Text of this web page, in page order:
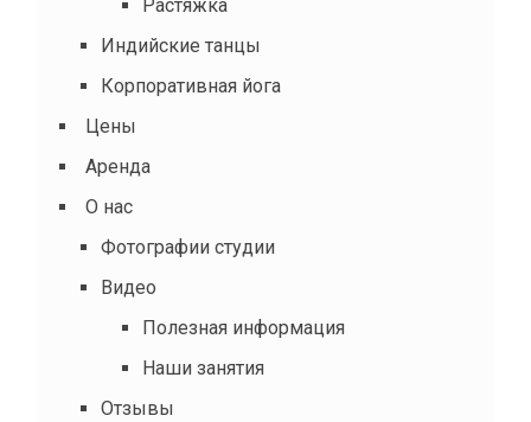
Растяжка
Индийские танцы
Корпоративная йога
Цены
Аренда
О нас
Фотографии студии
Видео
Полезная информация
Наши занятия
Отзывы